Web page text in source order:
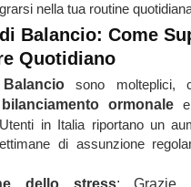
nella tua routine
Balancio: Come
Quotidiano
sono molteplici,
bilanciamento ormonale
in Italia riportano un
di assunzione